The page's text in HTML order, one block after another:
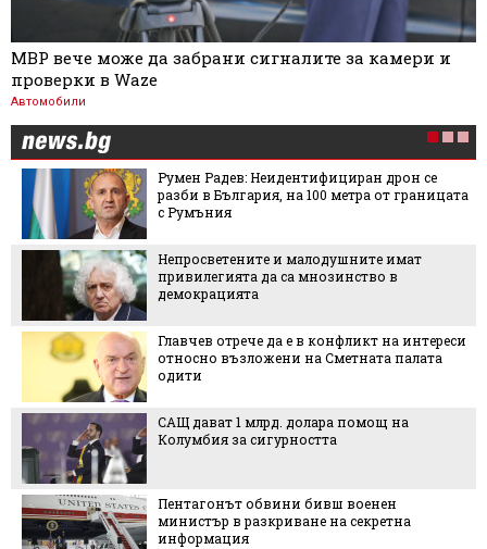
МВР вече може да забрани сигналите за камери и
проверки в Waze
Автомобили
Румен Радев: Неидентифициран дрон се
разби в България, на 100 метра от границата
с Румъния
Непросветените и малодушните имат
привилегията да са мнозинство в
демокрацията
Главчев отрече да е в конфликт на интереси
относно възложени на Сметната палата
одити
САЩ дават 1 млрд. долара помощ на
Колумбия за сигурността
Пентагонът обвини бивш военен
министър в разкриване на секретна
информация